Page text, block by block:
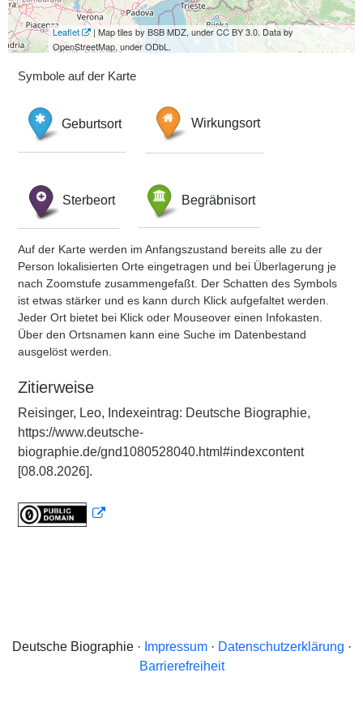
Leaflet
| Map tiles by BSB MDZ, under CC BY 3.0. Data by
OpenStreetMap, under ODbL.
Symbole auf der Karte
Geburtsort Wirkungsort
Sterbeort Begräbnisort
Auf der Karte werden im Anfangszustand bereits alle zu der
Person lokalisierten Orte eingetragen und bei Überlagerung je
nach Zoomstufe zusammengefaßt. Der Schatten des Symbols
ist etwas stärker und es kann durch Klick aufgefaltet werden.
Jeder Ort bietet bei Klick oder Mouseover einen Infokasten.
Über den Ortsnamen kann eine Suche im Datenbestand
ausgelöst werden.
Zitierweise
Reisinger, Leo, Indexeintrag: Deutsche Biographie,
https://www.deutsche-
biographie.de/gnd1080528040.html#indexcontent
[08.08.2026].
Deutsche Biographie · Impressum· Datenschutzerklärung ·
Barrierefreiheit